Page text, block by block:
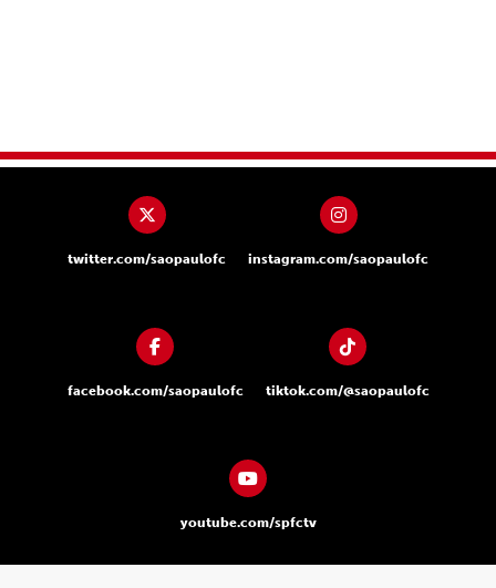
twitter.com/saopaulofc instagram.com/saopaulofc
facebook.com/saopaulofc tiktok.com/@saopaulofc
youtube.com/spfctv